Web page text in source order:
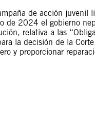
de acción juvenil
de 2024 el gobierno
relativa a las
la decisión de la
y proporcionar